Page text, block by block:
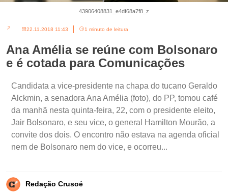
43906408831_e4df68a7f8_z
22.11.2018 11:43 1 minuto de leitura
Ana Amélia se reúne com Bolsonaro
e é cotada para Comunicações
Candidata a vice-presidente na chapa do tucano Geraldo
Alckmin, a senadora Ana Amélia (foto), do PP, tomou café
da manhã nesta quinta-feira, 22, com o presidente eleito,
Jair Bolsonaro, e seu vice, o general Hamilton Mourão, a
convite dos dois. O encontro não estava na agenda oficial
nem de Bolsonaro nem do vice, e ocorreu...
Redação Crusoé